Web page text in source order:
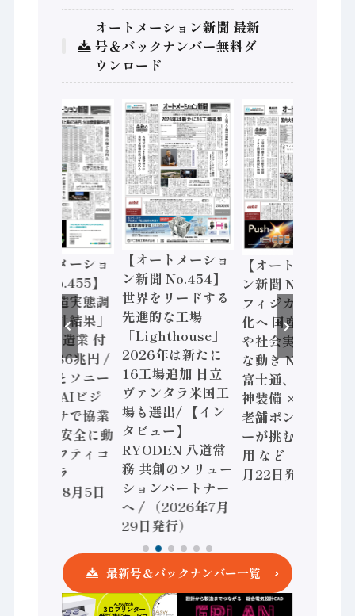
オートメーション新聞 最新
号＆バックナンバー無料ダ
ウンロード
【オートメーショ
ン新聞 No.455】
「経済構造実態調
査二次集計結果」
2024年製造業 付
加価値額86兆円 /
三菱電機とソニー
セミコン AIビジ
ョンセンサで協業
/ IDEC、安全に動
かすセーフティコ
ントローラ
（2026年8月5日
【オートメーショ
ン新聞 No.454】
世界をリードする
先進的な工場
「Lighthouse」
2026年は新たに
16工場追加 日立
ヴァンタラ米国工
場も選出/ 【イン
タビュー】
RYODEN 八道常
務 共創のソリュー
ションパートナー
へ / （2026年7月
29日発行）
【オートメーショ
ン新聞 No.453】
フィジカルAI本格
化へ 国産AI開発
や社会実装に活発
な動き Noetra、
富士通、日立 / 兵
神装備 × HMS、
老舗ポンプメーカ
ーが挑むデータ活
用 など（2026年7
月22日発行）
最新号＆バックナンバー一覧